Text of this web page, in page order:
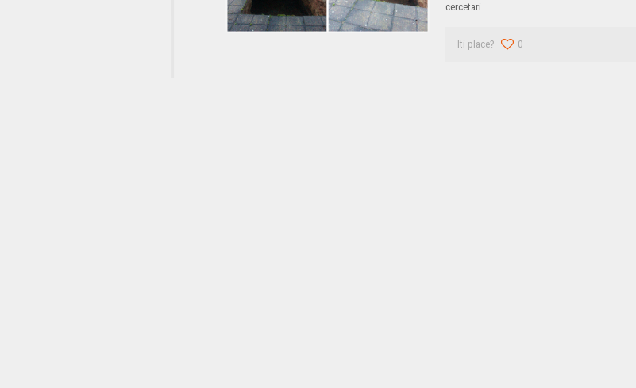
cercetari
Iti place? 0